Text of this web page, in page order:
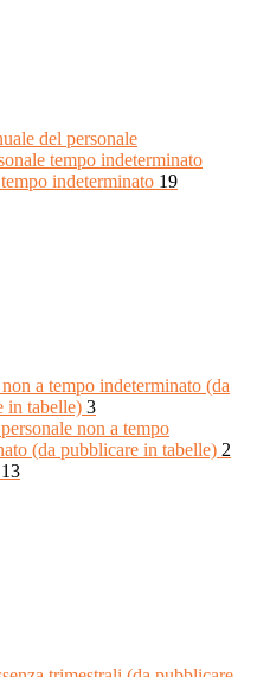
del personale
tempo indeterminato
indeterminato 19
a tempo indeterminato (da
in tabelle) 3
non a tempo
(da pubblicare in tabelle) 2
13